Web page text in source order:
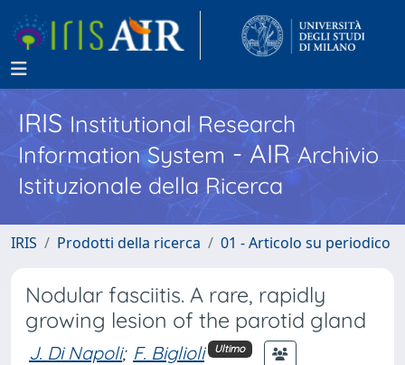
IRISInstitutional Research
Information System - AIR Archivio
Istituzionale della Ricerca
IRIS Prodotti della ricerca 01 - Articolo su periodico
Nodular fasciitis. A rare, rapidly
growing lesion of the parotid gland
J. Di Napoli; F. Biglioli Ultimo